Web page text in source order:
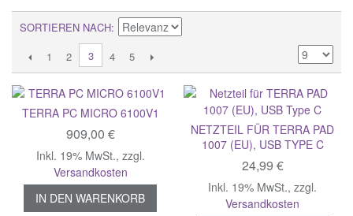
SORTIEREN NACH
1
2 3 4 5
TERRA PC MICRO 6100V1
909,00 €
Inkl. 19% MwSt., zzgl.
Versandkosten
IN DEN WARENKORB
NETZTEIL FÜR TERRA PAD
1007 (EU), USB TYPE C
24,99 €
Inkl. 19% MwSt.,zzgl.
Versandkosten